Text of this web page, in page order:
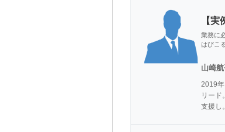
【
業務に
はびこ
山崎
2019
リー
支援し